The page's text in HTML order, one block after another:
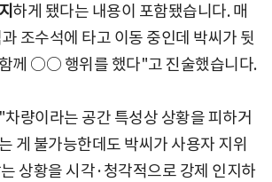
하게 됐다는 내용이 포함됐습니다. 매
조수석에 타고 이동 중인데 박씨가 뒷
께 ○○ 행위를 했다"고 진술했습니다.
량이라는 공간 특성상 상황을 피하거
게 불가능한데도 박씨가 사용자 지위
상황을 시각·청각적으로 강제 인지하